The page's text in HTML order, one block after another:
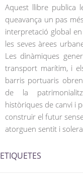
Aquest llibre publica
queavança un pas
interpretació global
les seves àrees
Les dinàmiques
transport marítim, i
barris portuaris
de la
històriques de canvi i
construir el futur
atorguen sentit i
ETIQUETES